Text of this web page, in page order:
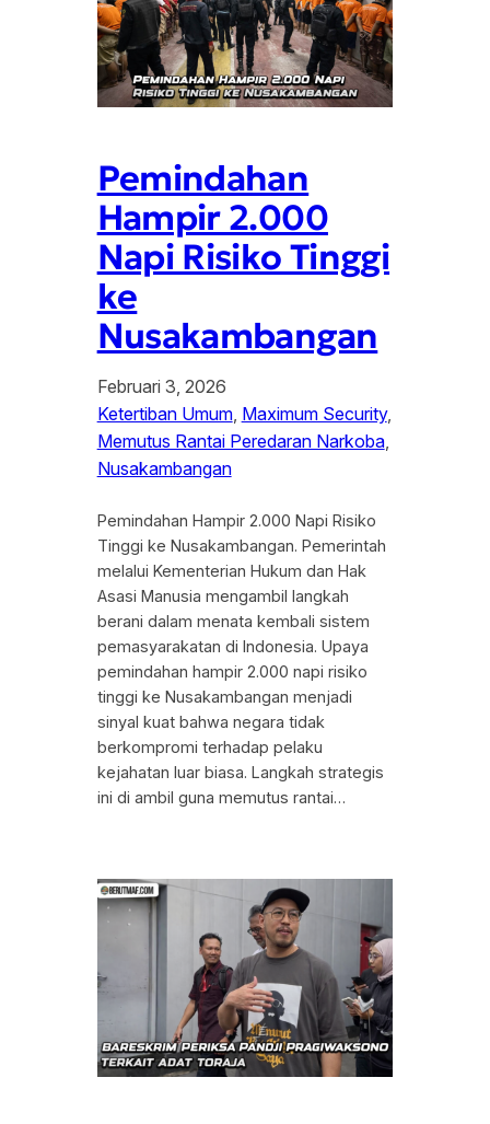
Pemindahan
Hampir 2.000
Napi Risiko Tinggi
ke
Nusakambangan
Februari 3, 2026
Ketertiban Umum, Maximum Security
Memutus Rantai Peredaran Narkoba
Nusakambangan
Pemindahan Hampir 2.000 Napi Risiko
Tinggi ke Nusakambangan. Pemerintah
melalui Kementerian Hukum dan Hak
Asasi Manusia mengambil langkah
berani dalam menata kembali sistem
pemasyarakatan di Indonesia. Upaya
pemindahan hampir 2.000 napi risiko
tinggi ke Nusakambangan menjadi
sinyal kuat bahwa negara tidak
berkompromi terhadap pelaku
kejahatan luar biasa. Langkah strategis
ini di ambil guna memutus rantai…